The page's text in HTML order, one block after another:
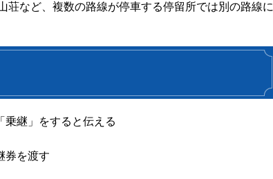
など、複数の路線が停車する停留所では別の路線に
乗継」をすると伝える
券を渡す